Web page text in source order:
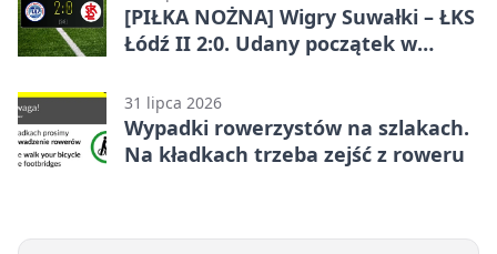
[PIŁKA NOŻNA] Wigry Suwałki – ŁKS
Łódź II 2:0. Udany początek w
31 lipca 2026
Wypadki rowerzystów na szlakach.
Na kładkach trzeba zejść z roweru